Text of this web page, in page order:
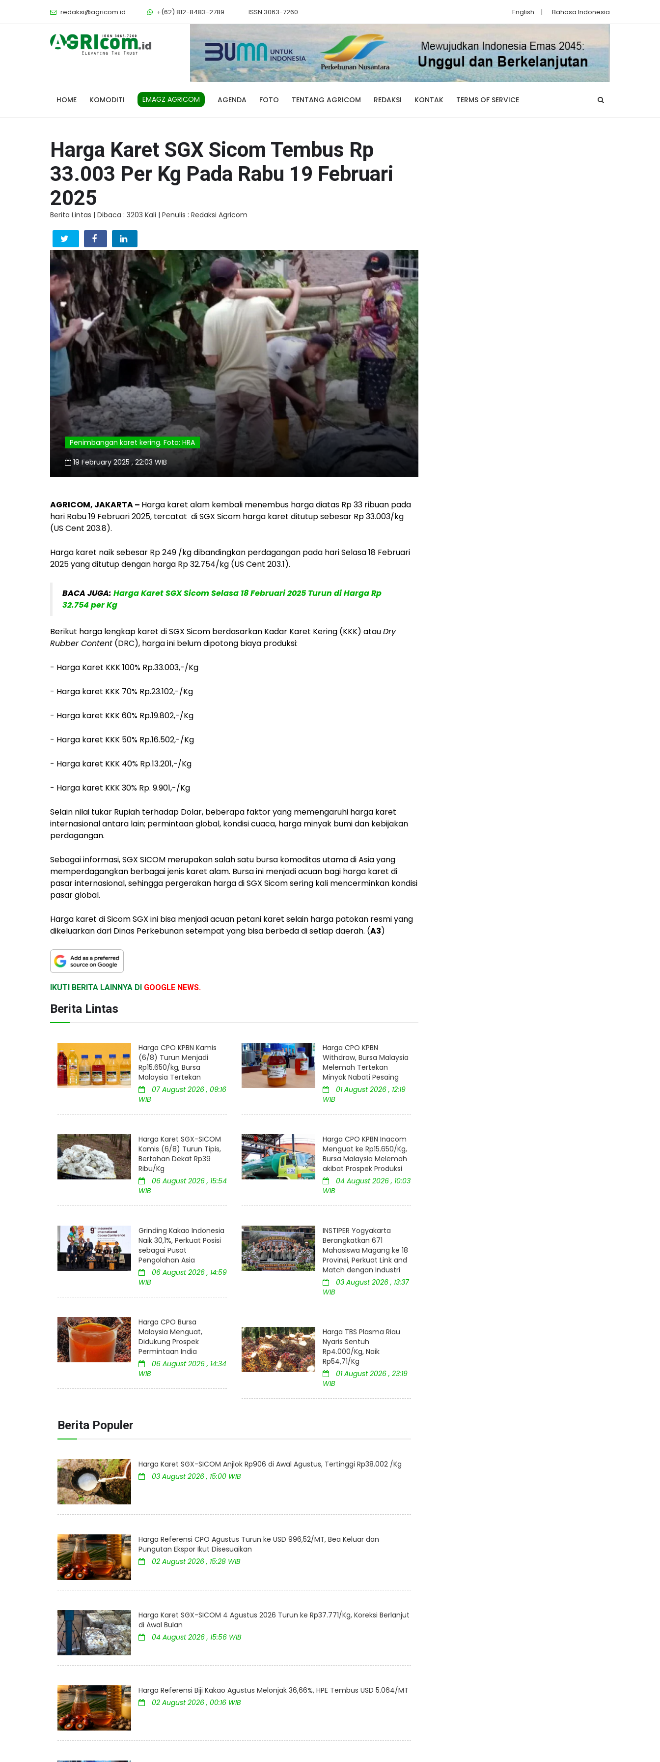
redaksi@agricom.id +(62) 812-8483-2789 ISSN 3063-7260 English | Bahasa Indonesia
HOME KOMODITI EMAGZ AGRICOM AGENDA FOTO TENTANG AGRICOM REDAKSI KONTAK TERMS OF SERVICE
Harga Karet SGX Sicom Tembus Rp
33.003 Per Kg Pada Rabu 19 Februari
2025
Berita Lintas | Dibaca : 3203 Kali | Penulis : Redaksi Agricom
Penimbangan karet kering. Foto: HRA
19 February 2025 , 22:03 WIB
AGRICOM, JAKARTA – Harga karet alam kembali menembus harga diatas Rp 33 ribuan pada
hari Rabu 19 Februari 2025, tercatat di SGX Sicom harga karet ditutup sebesar Rp 33.003/kg
(US Cent 203.8).
Harga karet naik sebesar Rp 249 /kg dibandingkan perdagangan pada hari Selasa 18 Februari
2025 yang ditutup dengan harga Rp 32.754/kg (US Cent 203.1).
BACA JUGA: Harga Karet SGX Sicom Selasa 18 Februari 2025 Turun di Harga Rp
32.754 per Kg
Berikut harga lengkap karet di SGX Sicom berdasarkan Kadar Karet Kering (KKK) atauDry
Rubber Content (DRC), harga ini belum dipotong biaya produksi:
- Harga Karet KKK 100% Rp.33.003,-/Kg
- Harga karet KKK 70% Rp.23.102,-/Kg
- Harga karet KKK 60% Rp.19.802,-/Kg
- Harga karet KKK 50% Rp.16.502,-/Kg
- Harga karet KKK 40% Rp.13.201,-/Kg
- Harga karet KKK 30% Rp. 9.901,-/Kg
Selain nilai tukar Rupiah terhadap Dolar, beberapa faktor yang memengaruhi harga karet
internasional antara lain; permintaan global, kondisi cuaca, harga minyak bumi dan kebijakan
perdagangan.
Sebagai informasi, SGX SICOM merupakan salah satu bursa komoditas utama di Asia yang
memperdagangkan berbagai jenis karet alam. Bursa ini menjadi acuan bagi harga karet di
pasar internasional, sehingga pergerakan harga di SGX Sicom sering kali mencerminkan kondisi
pasar global.
Harga karet di Sicom SGX ini bisa menjadi acuan petani karet selain harga patokan resmi yang
dikeluarkan dari Dinas Perkebunan setempat yang bisa berbeda di setiap daerah. (A3)
IKUTI BERITA LAINNYA DI GOOGLE NEWS.
Berita Lintas
Harga CPO KPBN Kamis
(6/8) Turun Menjadi
Rp15.650/kg, Bursa
Malaysia Tertekan
07 August 2026 , 09:16
WIB
Harga Karet SGX-SICOM
Kamis (6/8) Turun Tipis,
Bertahan Dekat Rp39
Ribu/Kg
06 August 2026 , 15:54
WIB
Grinding Kakao Indonesia
Naik 30,1%, Perkuat Posisi
sebagai Pusat
Pengolahan Asia
06 August 2026 , 14:59
WIB
Harga CPO Bursa
Malaysia Menguat,
Didukung Prospek
Permintaan India
06 August 2026 , 14:34
WIB
Harga CPO KPBN
Withdraw, Bursa Malaysia
Melemah Tertekan
Minyak Nabati Pesaing
01 August 2026 , 12:19
WIB
Harga CPO KPBN Inacom
Menguat ke Rp15.650/Kg,
Bursa Malaysia Melemah
akibat Prospek Produksi
04 August 2026 , 10:03
WIB
INSTIPER Yogyakarta
Berangkatkan 671
Mahasiswa Magang ke 18
Provinsi, Perkuat Link and
Match dengan Industri
03 August 2026 , 13:37
WIB
Harga TBS Plasma Riau
Nyaris Sentuh
Rp4.000/Kg, Naik
Rp54,71/Kg
01 August 2026 , 23:19
WIB
Berita Populer
Harga Karet SGX-SICOM Anjlok Rp906 di Awal Agustus, Tertinggi Rp38.002 /Kg
03 August 2026 , 15:00 WIB
Harga Referensi CPO Agustus Turun ke USD 996,52/MT, Bea Keluar dan
Pungutan Ekspor Ikut Disesuaikan
02 August 2026 , 15:28 WIB
Harga Karet SGX-SICOM 4 Agustus 2026 Turun ke Rp37.771/Kg, Koreksi Berlanjut
di Awal Bulan
04 August 2026 , 15:56 WIB
Harga Referensi Biji Kakao Agustus Melonjak 36,66%, HPE Tembus USD 5.064/MT
02 August 2026 , 00:16 WIB